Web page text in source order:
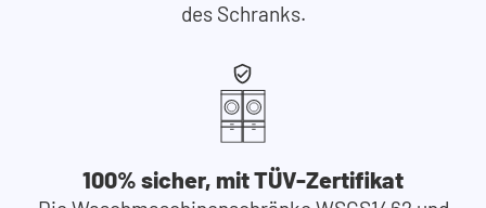
des Schranks.
100% sicher, mit TÜV-Zertifikat